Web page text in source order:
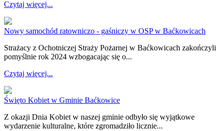
Czytaj więcej...
Nowy samochód ratowniczo - gaśniczy w OSP w Baćkowicach
Strażacy z Ochotniczej Straży Pożarnej w Baćkowicach zakończyli
pomyślnie rok 2024 wzbogacając się o...
Czytaj więcej...
Święto Kobiet w Gminie Baćkowice
Z okazji Dnia Kobiet w naszej gminie odbyło się wyjątkowe
wydarzenie kulturalne, które zgromadziło licznie...